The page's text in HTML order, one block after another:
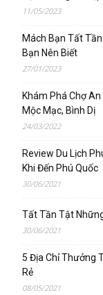
11/05/2023
Mách Bạn Tất
Bạn Nên Biết
27/01/2023
Khám Phá Chợ
Mộc Mạc, Bình Dị
24/03/2022
Review Du Lịch
Khi Đến Phú Quốc
30/06/2021
Tất Tần Tật
30/06/2021
5 Địa Chỉ Thưởng
Rẻ
08/05/2021